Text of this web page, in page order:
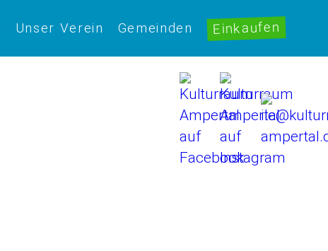
Unser Verein Gemeinden Einkaufen